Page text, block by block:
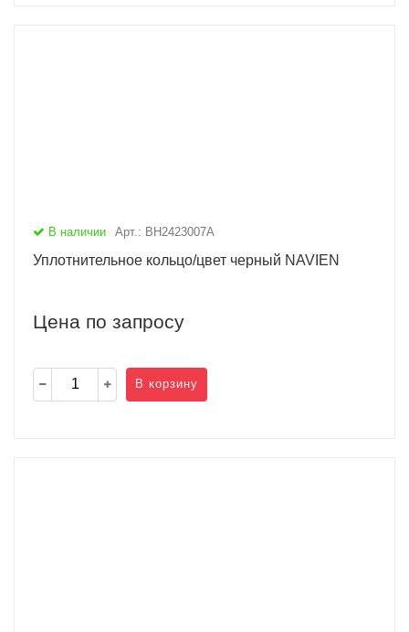
В наличии Арт.: BH2423007A
Уплотнительное кольцо/цвет черный NAVIEN
Цена по запросу
В корзину